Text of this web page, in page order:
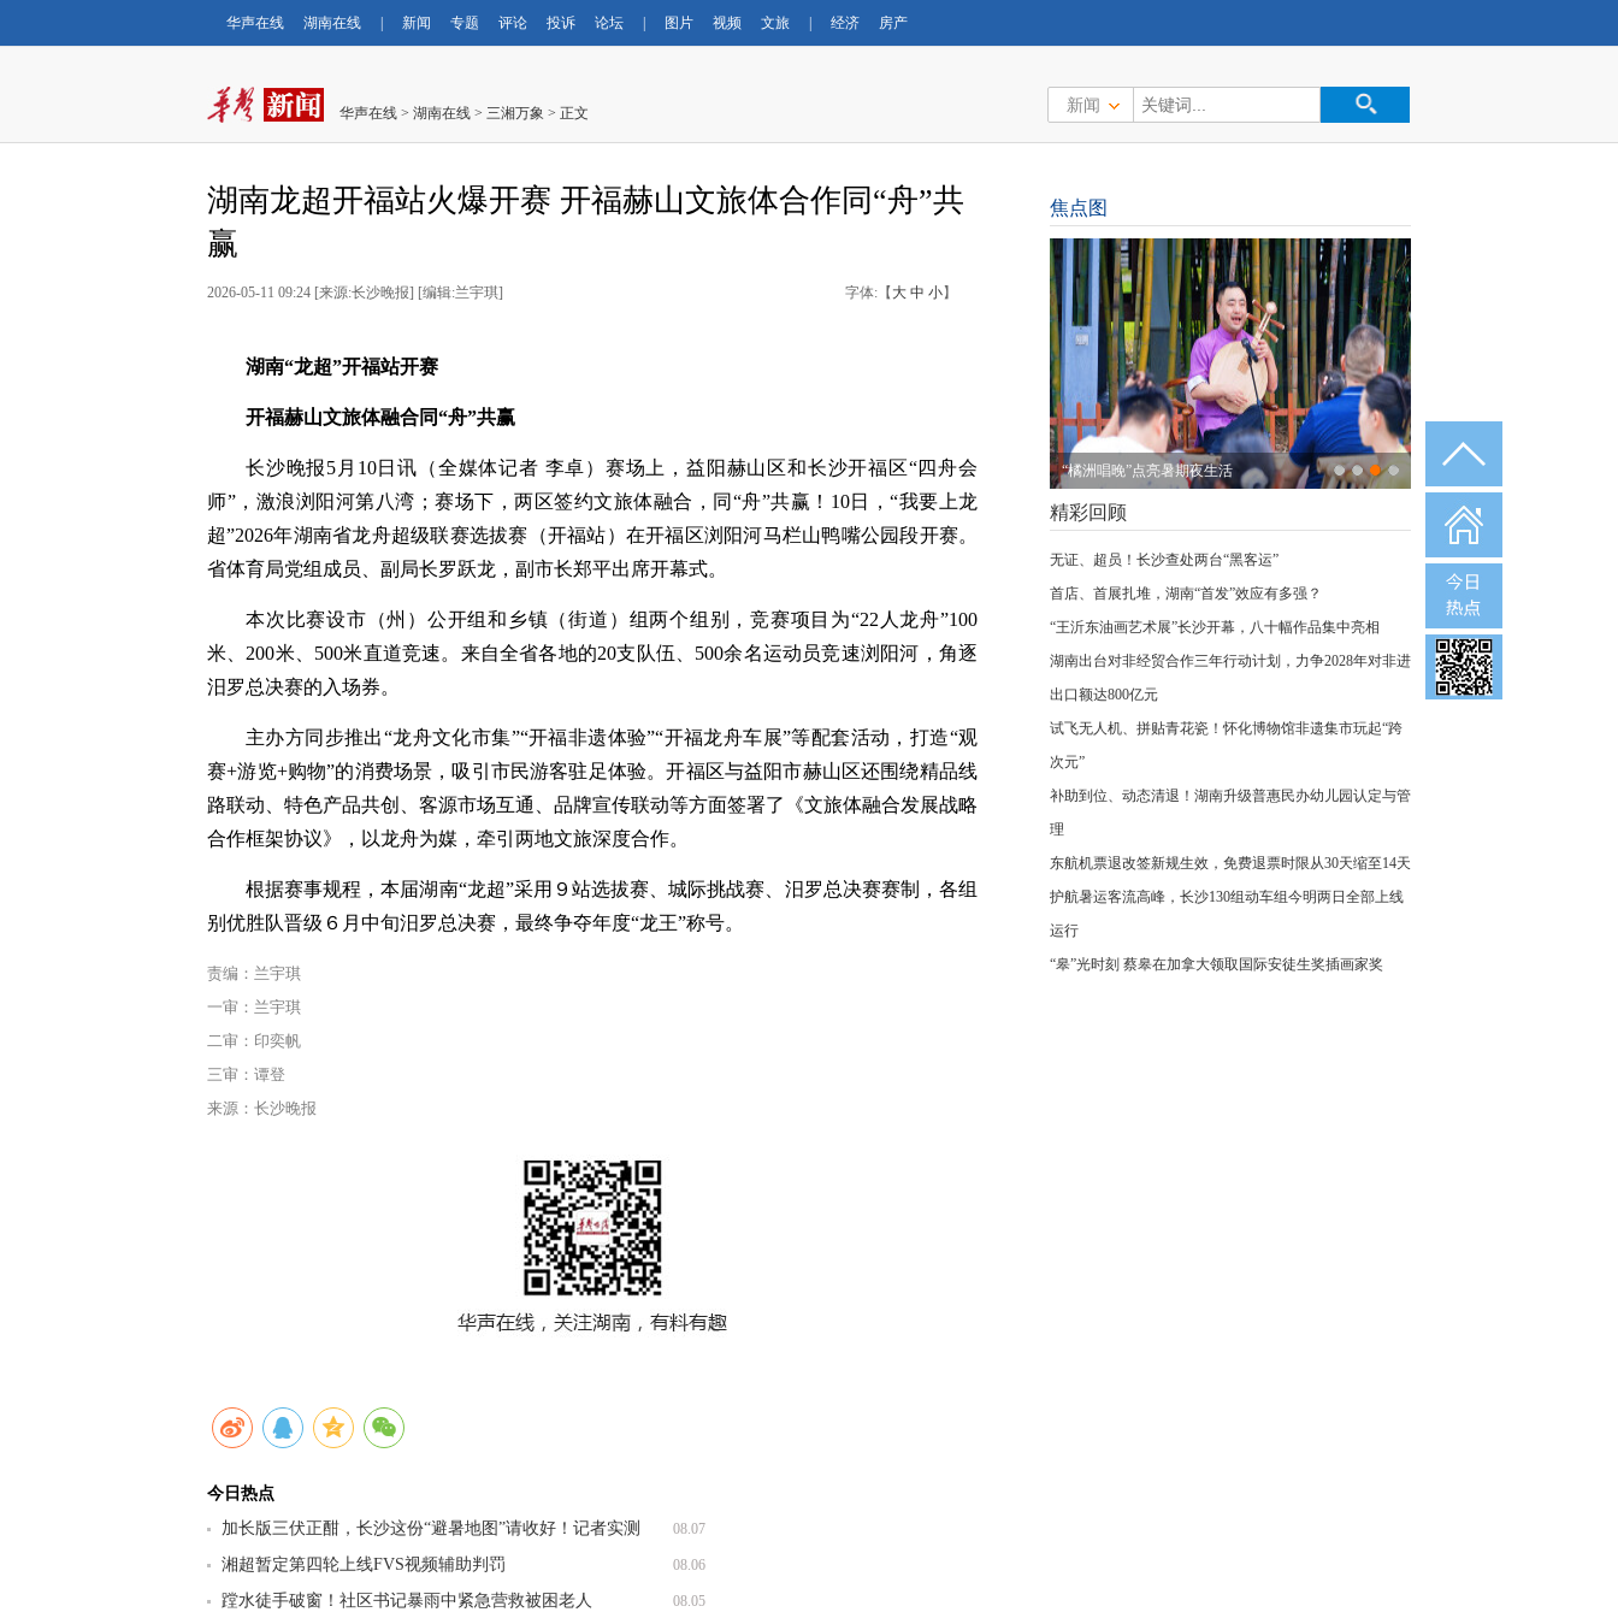
华声在线 湖南在线 新闻 专题 评论 投诉 论坛 图片 视频 文旅 经济 房产
华声在线 > 湖南在线 > 三湘万象 > 正文 新闻
湖南龙超开福站火爆开赛 开福赫山文旅体合作同“舟”共
赢
2026-05-11 09:24 [来源:长沙晚报] [编辑:兰宇琪] 字体:【 大 中 小】
湖南“龙超”开福站开赛
开福赫山文旅体融合同“舟”共赢
长沙晚报5月10日讯（全媒体记者 李卓）赛场上，益阳赫山区和长沙开福区“四舟会
师”，激浪浏阳河第八湾；赛场下，两区签约文旅体融合，同“舟”共赢！10日，“我要上龙
超”2026年湖南省龙舟超级联赛选拔赛（开福站）在开福区浏阳河马栏山鸭嘴公园段开赛。
省体育局党组成员、副局长罗跃龙，副市长郑平出席开幕式。
本次比赛设市（州）公开组和乡镇（街道）组两个组别，竞赛项目为“22人龙舟”100
米、200米、500米直道竞速。来自全省各地的20支队伍、500余名运动员竞速浏阳河，角逐
汨罗总决赛的入场券。
主办方同步推出“龙舟文化市集”“开福非遗体验”“开福龙舟车展”等配套活动，打造“观
赛+游览+购物”的消费场景，吸引市民游客驻足体验。开福区与益阳市赫山区还围绕精品线
路联动、特色产品共创、客源市场互通、品牌宣传联动等方面签署了《文旅体融合发展战略
合作框架协议》，以龙舟为媒，牵引两地文旅深度合作。
根据赛事规程，本届湖南“龙超”采用９站选拔赛、城际挑战赛、汨罗总决赛赛制，各组
别优胜队晋级６月中旬汨罗总决赛，最终争夺年度“龙王”称号。
责编：兰宇琪
一审：兰宇琪
二审：印奕帆
三审：谭登
来源：长沙晚报
今日热点
加长版三伏正酣，长沙这份“避暑地图”请收好！记者实测
九区县（市）清凉坐标
08.07
湘超暂定第四轮上线FVS视频辅助判罚 08.06
蹚水徒手破窗！社区书记暴雨中紧急营救被困老人 08.05
焦点图
“橘洲唱晚”点亮暑期夜生活
精彩回顾
无证、超员！长沙查处两台“黑客运”
首店、首展扎堆，湖南“首发”效应有多强？
“王沂东油画艺术展”长沙开幕，八十幅作品集中亮相
湖南出台对非经贸合作三年行动计划，力争2028年对非进
出口额达800亿元
试飞无人机、拼贴青花瓷！怀化博物馆非遗集市玩起“跨
次元”
补助到位、动态清退！湖南升级普惠民办幼儿园认定与管
理
东航机票退改签新规生效，免费退票时限从30天缩至14天
护航暑运客流高峰，长沙130组动车组今明两日全部上线
运行
“皋”光时刻 蔡皋在加拿大领取国际安徒生奖插画家奖